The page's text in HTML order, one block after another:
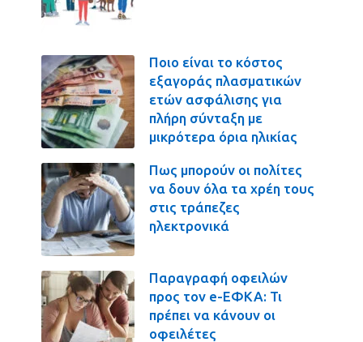
Ποιο είναι το κόστος
εξαγοράς πλασματικών
ετών ασφάλισης για
πλήρη σύνταξη με
μικρότερα όρια ηλικίας
Πως μπορούν οι πολίτες
να δουν όλα τα χρέη τους
στις τράπεζες
ηλεκτρονικά
Παραγραφή οφειλών
προς τον e-ΕΦΚΑ: Τι
πρέπει να κάνουν οι
οφειλέτες